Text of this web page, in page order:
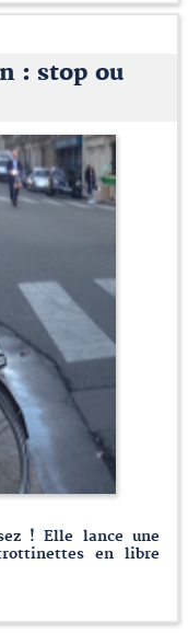
: stop ou
! Elle lance une
en libre